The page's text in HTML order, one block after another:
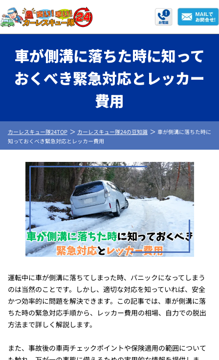
車が側溝に落ちた時に知って
おくべき緊急対応とレッカー
費用
カーレスキュー隊24TOP カーレスキュー隊24の豆知識
車が側溝に落ちた時に
知っておくべき緊急対応とレッカー費用
運転中に車が側溝に落ちてしまった時、パニックになってしまう
のは当然のことです。しかし、適切な対応を知っていれば、安全
かつ効率的に問題を解決できます。この記事では、車が側溝に落
ちた時の緊急対応手順から、レッカー費用の相場、自力での脱出
方法まで詳しく解説します。
また、事故後の車両チェックポイントや保険適用の範囲について